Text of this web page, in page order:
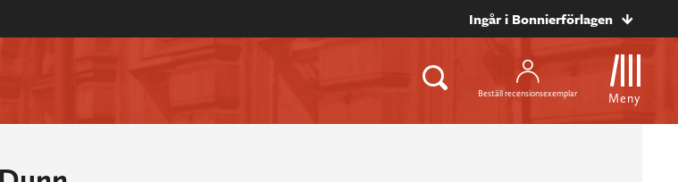
Ingår i Bonnierförlagen
Beställ recensionsexemplar Meny